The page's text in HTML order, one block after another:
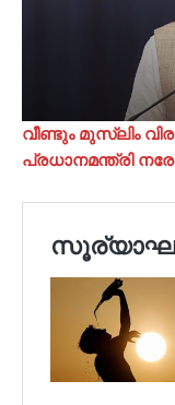
വീണ്ടും മുസ്ലിം
പ്രധാനമന്ത്രി